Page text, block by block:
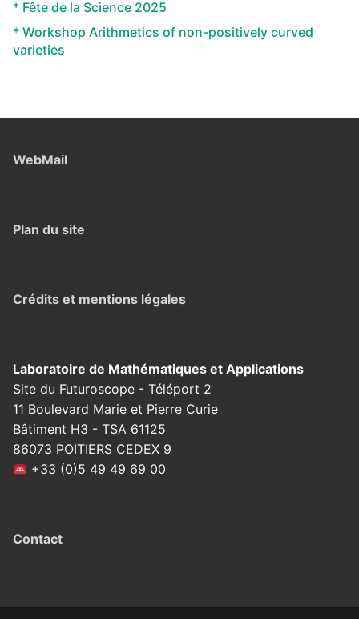
* Fête de la Science 2025
* Workshop Arithmetics of non-positively curved
varieties
WebMail
Plan du site
Crédits et mentions légales
Laboratoire de Mathématiques et Applications
Site du Futuroscope - Téléport 2
11 Boulevard Marie et Pierre Curie
Bâtiment H3 - TSA 61125
86073 POITIERS CEDEX 9
+33 (0)5 49 49 69 00
Contact